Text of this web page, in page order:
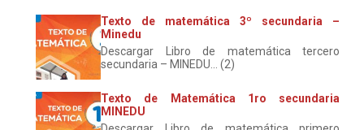
Texto de matemática 3º secundaria –
Minedu
Descargar Libro de matemática tercero
secundaria – MINEDU... (2)
Texto de Matemática 1ro secundaria
MINEDU